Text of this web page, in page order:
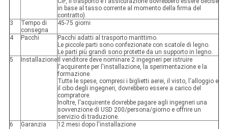
in base al tasso corrente al momento della firma del
contratto).
3
Tempo di
consegna
45-75 giorni
4 Pacchi
Pacchi adatti al trasporto marittimo.
Le piccole parti sono confezionate con scatole di legno.
Le parti più grandi sono protette da un supporto in legno.
5
Installazione Il venditore deve nominare 2 ingegneri per istruire
l'acquirente per l'installazione, la sperimentazione e la
formazione.
Tutte le spese, compresi i biglietti aerei, il visto, l'alloggio e
il cibo degli ingegneri, dovrebbero essere a carico del
compratore.
Inoltre, l'acquirente dovrebbe pagare agli ingegneri una
sovvenzione di USD 200/persona/giorno e offrire un
servizio di traduzione.
6
Garanzia
12 mesi dopo l'installazione